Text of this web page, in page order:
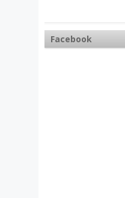
Facebook